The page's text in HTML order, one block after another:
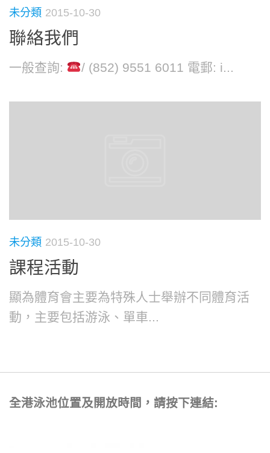
未分類 2015-10-30
聯絡我們
一般查詢: / (852) 9551 6011 電郵: i...
未分類 2015-10-30
課程活動
顯為體育會主要為特殊人士舉辦不同體育活
動，主要包括游泳、單車...
全港泳池位置及開放時間，請按下連結: